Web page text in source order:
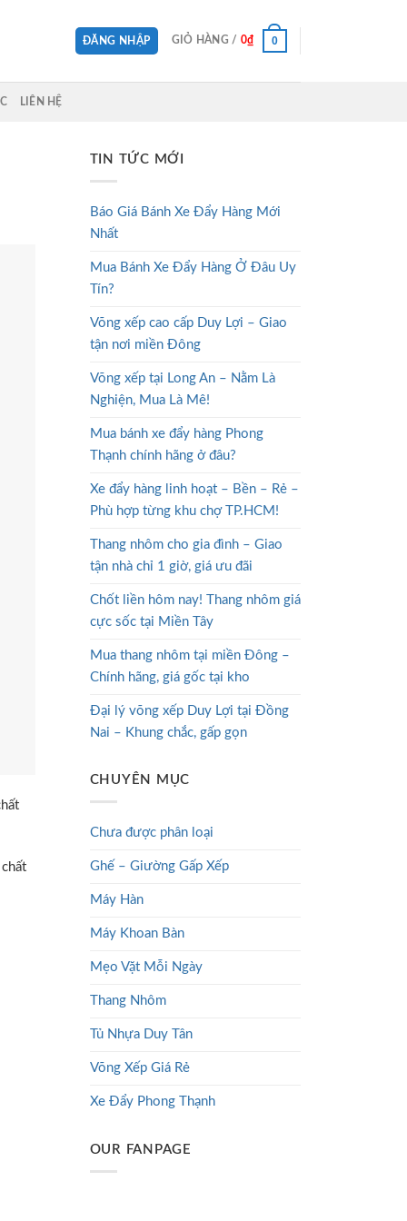
ĐĂNG NHẬP GIỎ HÀNG / 0₫ 0
LIÊN HỆ
TIN TỨC MỚI
Báo Giá Bánh Xe Đẩy Hàng Mới
Nhất
Mua Bánh Xe Đẩy Hàng Ở Đâu Uy
Tín?
Võng xếp cao cấp Duy Lợi – Giao
tận nơi miền Đông
Võng xếp tại Long An – Nằm Là
Nghiện, Mua Là Mê!
Mua bánh xe đẩy hàng Phong
Thạnh chính hãng ở đâu?
Xe đẩy hàng linh hoạt – Bền – Rẻ –
Phù hợp từng khu chợ TP.HCM!
Thang nhôm cho gia đình – Giao
tận nhà chỉ 1 giờ, giá ưu đãi
Chốt liền hôm nay! Thang nhôm giá
cực sốc tại Miền Tây
Mua thang nhôm tại miền Đông –
Chính hãng, giá gốc tại kho
Đại lý võng xếp Duy Lợi tại Đồng
Nai – Khung chắc, gấp gọn
CHUYÊN MỤC
Chưa được phân loại
Ghế – Giường Gấp Xếp
Máy Hàn
Máy Khoan Bàn
Mẹo Vặt Mỗi Ngày
Thang Nhôm
Tủ Nhựa Duy Tân
Võng Xếp Giá Rẻ
Xe Đẩy Phong Thạnh
OUR FANPAGE